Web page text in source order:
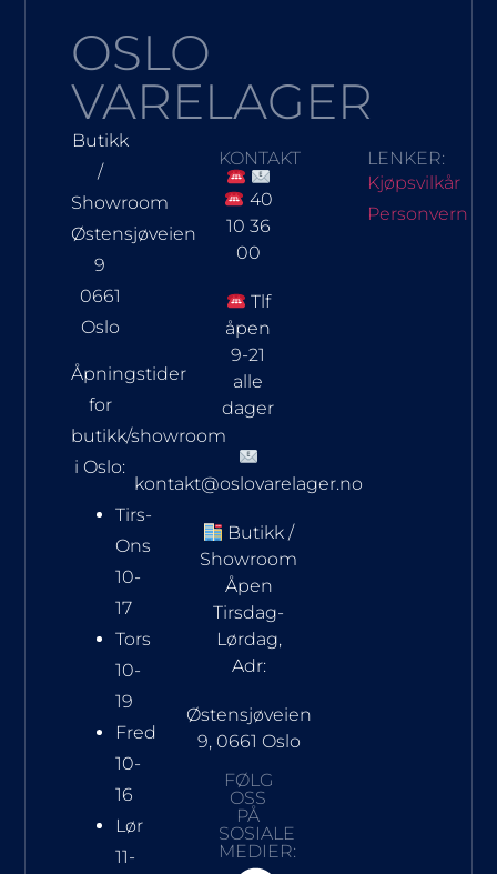
OSLO
VARELAGER
Butikk
/
Showroom
Østensjøveien
9
0661
Oslo
Åpningstider
for
butikk/showroom
i Oslo:
Tirs-
Ons
10-
17
Tors
10-
19
Fred
10-
16
Lør
11-
KONTAKT
40
10 36
00
Tlf
åpen
9-21
alle
dager
kontakt@oslovarelager.no
Butikk /
Showroom
Åpen
Tirsdag-
Lørdag,
Adr:
Østensjøveien
9, 0661 Oslo
FØLG
OSS
PÅ
SOSIALE
MEDIER:
LENKER:
Kjøpsvilkår
Personvern